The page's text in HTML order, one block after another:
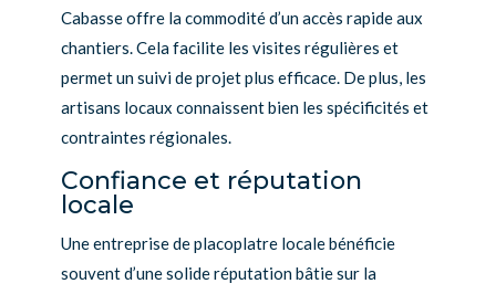
Cabasse offre la commodité d’un accès rapide aux
chantiers. Cela facilite les visites régulières et
permet un suivi de projet plus efficace. De plus, les
artisans locaux connaissent bien les spécificités et
contraintes régionales.
Confiance et réputation
locale
Une entreprise de placoplatre locale bénéficie
souvent d’une solide réputation bâtie sur la